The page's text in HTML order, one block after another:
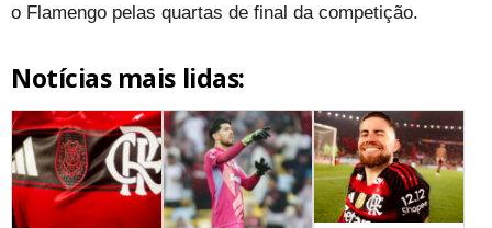
o Flamengo pelas quartas de final da competição.
Notícias mais lidas: